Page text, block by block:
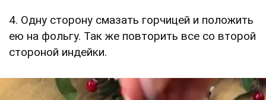
4. Одну сторону смазать горчицей и положить
ею на фольгу. Так же повторить все со второй
стороной индейки.